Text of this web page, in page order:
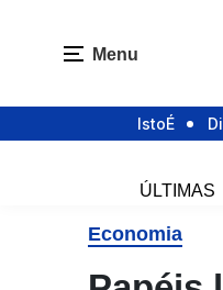
Menu
IstoÉ
ÚLTIMAS
Economia